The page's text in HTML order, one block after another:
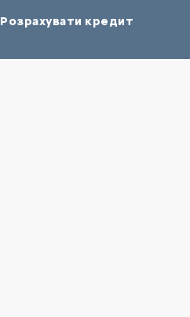
Розрахувати кредит